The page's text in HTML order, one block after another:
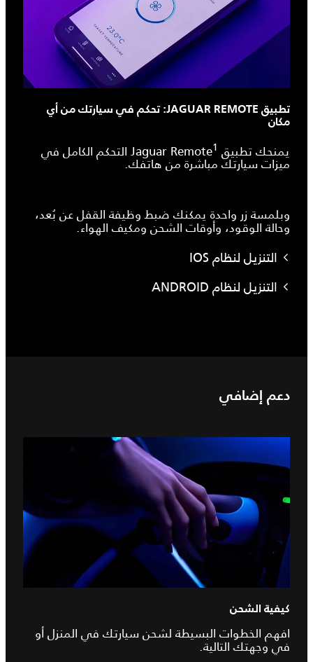
تطبيق JAGUAR REMOTE: تحكم في سيارتك من أي
مكان
يمنحك تطبيق Jaguar Remote 1 التحكم الكامل في
ميزات سيارتك مباشرة من هاتفك.
وبلمسة زر واحدة يمكنك ضبط وظيفة القفل عن بُعد،
وحالة الوقود، وأوقات الشحن ومكيف الهواء.
التنزيل لنظام IOS
التنزيل لنظام ANDROID
دعم إضافي
كيفية الشحن
افهم الخطوات البسيطة لشحن سيارتك في المنزل أو
في وجهتك التالية.